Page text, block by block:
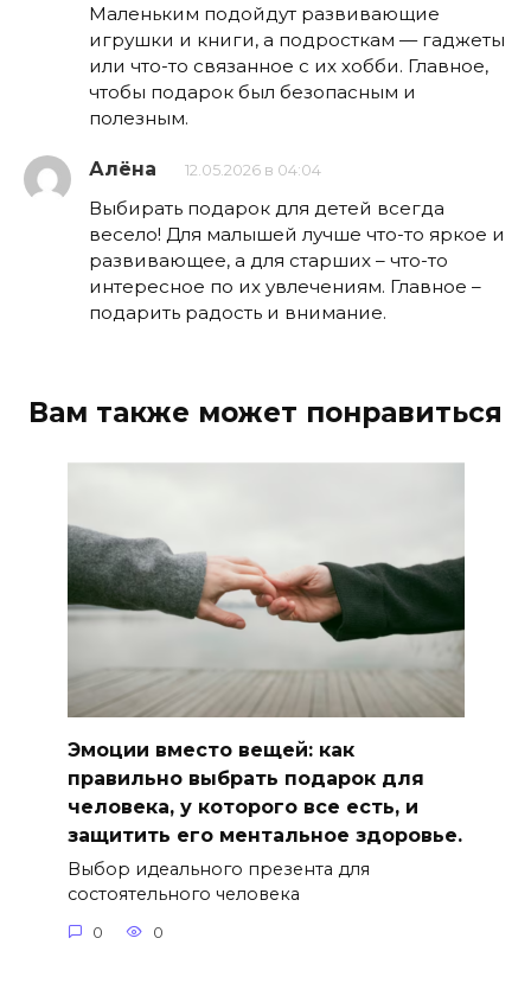
Маленьким подойдут развивающие
игрушки и книги, а подросткам — гаджеты
или что-то связанное с их хобби. Главное,
чтобы подарок был безопасным и
полезным.
Алёна 12.05.2026 в 04:04
Выбирать подарок для детей всегда
весело! Для малышей лучше что-то яркое и
развивающее, а для старших – что-то
интересное по их увлечениям. Главное –
подарить радость и внимание.
Вам также может понравиться
Эмоции вместо вещей: как
правильно выбрать подарок для
человека, у которого все есть, и
защитить его ментальное здоровье.
Выбор идеального презента для
состоятельного человека
0 0